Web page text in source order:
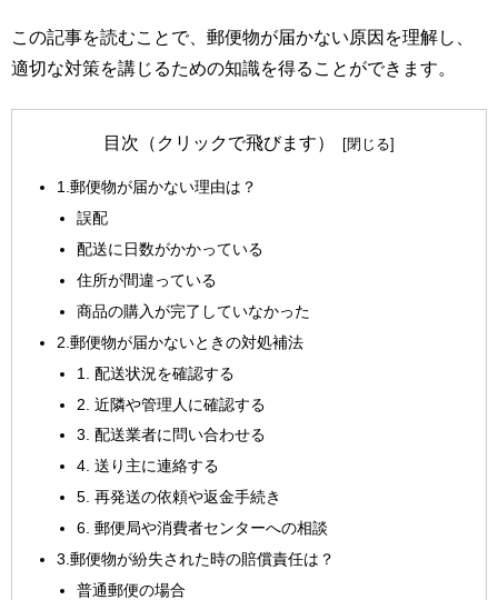
この記事を読むことで、郵便物が届かない原因を理解し、
適切な対策を講じるための知識を得ることができます。
目次（クリックで飛びます）
1.郵便物が届かない理由は？
誤配
配送に日数がかかっている
住所が間違っている
商品の購入が完了していなかった
2.郵便物が届かないときの対処補法
1. 配送状況を確認する
2. 近隣や管理人に確認する
3. 配送業者に問い合わせる
4. 送り主に連絡する
5. 再発送の依頼や返金手続き
6. 郵便局や消費者センターへの相談
3.郵便物が紛失された時の賠償責任は？
普通郵便の場合